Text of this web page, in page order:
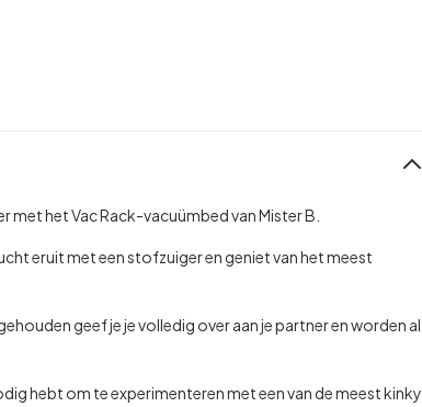
het Vac Rack-vacuümbed van Mister B.
eruit met een stofzuiger en geniet van het meest
geef je je volledig over aan je partner en worden al
hebt om te experimenteren met een van de meest kinky